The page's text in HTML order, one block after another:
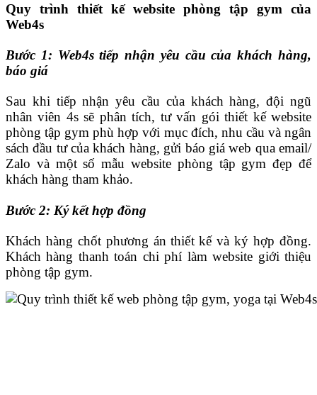
Quy trình thiết kế website phòng tập gym của
Web4s
Bước 1: Web4s tiếp nhận yêu cầu của khách hàng,
báo giá
Sau khi tiếp nhận yêu cầu của khách hàng, đội ngũ
nhân viên 4s sẽ phân tích, tư vấn gói thiết kế website
phòng tập gym phù hợp với mục đích, nhu cầu và ngân
sách đầu tư của khách hàng, gửi báo giá web qua email/
Zalo và một số mẫu website phòng tập gym đẹp để
khách hàng tham khảo.
Bước 2: Ký kết hợp đồng
Khách hàng chốt phương án thiết kế và ký hợp đồng.
Khách hàng thanh toán chi phí làm website giới thiệu
phòng tập gym.